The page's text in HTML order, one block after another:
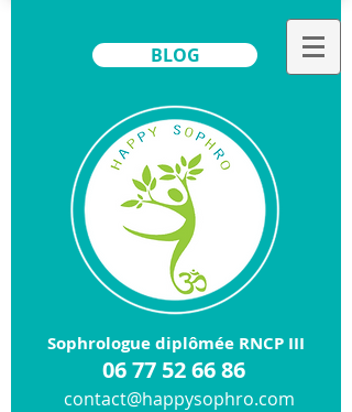
BLOG
Sophrologue diplômée RNCP III
​0677 52 66 86
contact@happysophro.com